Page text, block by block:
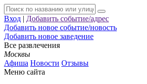
Вход | Добавить событие/адрес
Добавить новое событие/новость
Добавить новое заведение
Все развлечения
Москвы
Афиша Новости Отзывы
Меню сайта